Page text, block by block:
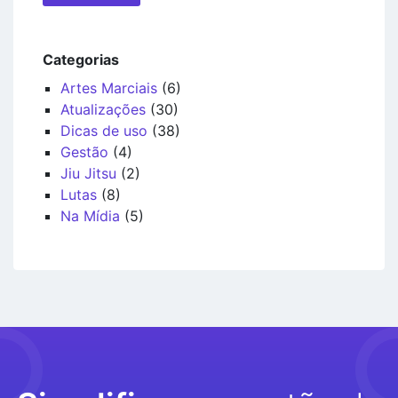
Categorias
Artes Marciais (6)
Atualizações (30)
Dicas de uso (38)
Gestão (4)
Jiu Jitsu (2)
Lutas (8)
Na Mídia (5)